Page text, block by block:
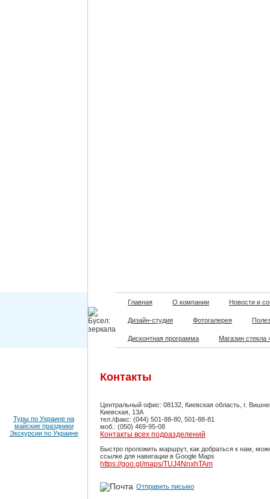
Главная О компании Новости и
Дизайн-студия Фотогалерея
Дисконтная программа Магазин стекла
Туры по Украине на
майские праздники
Экскурсии по Украине
Контакты
Центральный офис: 08132, Киевская область, г.
Киевская, 13А
тел./факс: (044) 501-88-80, 501-88-81
моб.: (050) 469-95-08
Контакты всех подразделений
Быстро проложить маршрут, как добраться к нам,
ссылке для навигации в Google Maps
https://goo.gl/maps/TUJ4NnxhTAm
Отправить письмо